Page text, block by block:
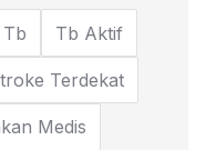
Tb Tb Aktif
Terdekat
Medis